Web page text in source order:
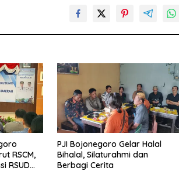
RSCM,
RSUD
PJI Bojonegoro Gelar Halal
Bihalal, Silaturahmi dan
Berbagi Cerita